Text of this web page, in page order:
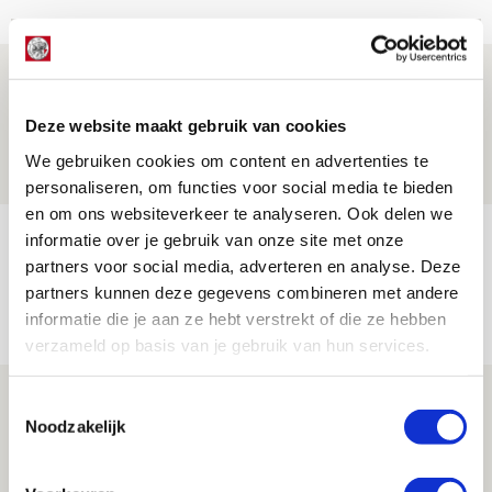
Deze website maakt gebruik van cookies
We gebruiken cookies om content en advertenties te
personaliseren, om functies voor social media te bieden
en om ons websiteverkeer te analyseren. Ook delen we
informatie over je gebruik van onze site met onze
partners voor social media, adverteren en analyse. Deze
partners kunnen deze gegevens combineren met andere
informatie die je aan ze hebt verstrekt of die ze hebben
verzameld op basis van je gebruik van hun services.
Noodzakelijk
Drie dingen die je moet weten over PEC
NIEUWS
Míchels elf: met welke formatie begin
jij aan nieuw eredivisieseizoen?
08 AUGUSTUS 2026 - 11:34
maakt Abdalla ‘geen reet’ uit